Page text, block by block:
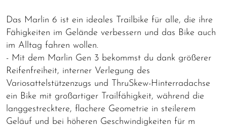
Das Marlin 6 ist ein ideales Trailbike für alle, die ihre
Fähigkeiten im Gelände verbessern und das Bike auch
im Alltag fahren wollen.
- Mit dem Marlin Gen 3 bekommst du dank größerer
Reifenfreiheit, interner Verlegung des
Variosattelstützenzugs und ThruSkew-Hinterradachse
ein Bike mit großartiger Trailfähigkeit, während die
langgestrecktere, flachere Geometrie in steilerem
Geläuf und bei höheren Geschwindigkeiten für m